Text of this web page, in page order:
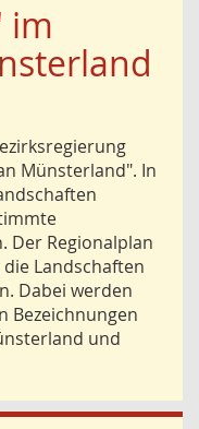
im
Münsterland". In
Der Regionalplan
Landschaften
Dabei werden
Bezeichnungen
und